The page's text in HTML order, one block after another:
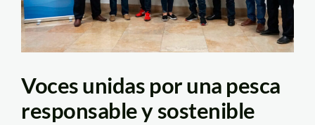
Voces unidas por una pesca
responsable y sostenible